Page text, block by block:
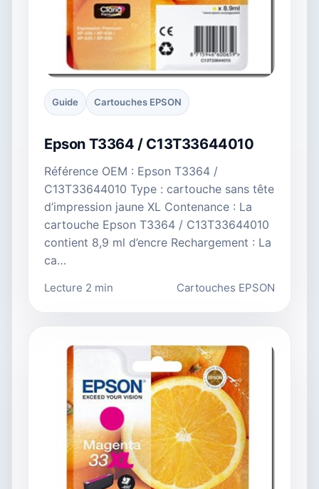
Guide Cartouches EPSON
Epson T3364 / C13T33644010
Référence OEM : Epson T3364 /
C13T33644010 Type : cartouche sans tête
d’impression jaune XL Contenance : La
cartouche Epson T3364 / C13T33644010
contient 8,9 ml d’encre Rechargement : La
ca…
Lecture 2 min Cartouches EPSON